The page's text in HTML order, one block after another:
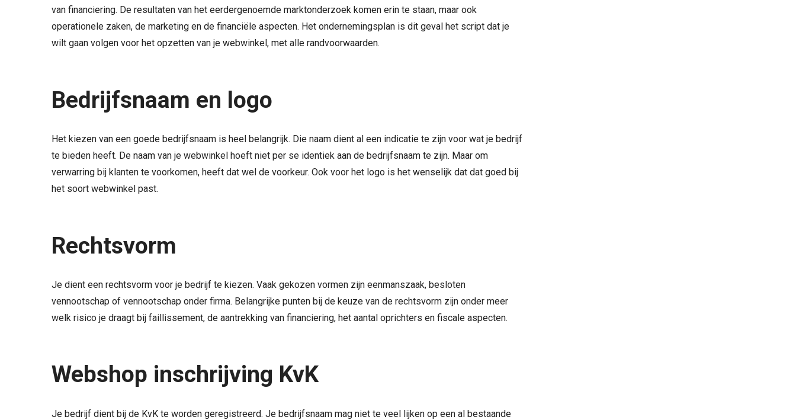
van financiering. De resultaten van het eerdergenoemde marktonderzoek komen erin te staan, maar ook
operationele zaken, de marketing en de financiële aspecten. Het ondernemingsplan is dit geval het script dat je
wilt gaan volgen voor het opzetten van je webwinkel, met alle randvoorwaarden.
Bedrijfsnaam en logo
Het kiezen van een goede bedrijfsnaam is heel belangrijk. Die naam dient al een indicatie te zijn voor wat je bedrijf
te bieden heeft. De naam van je webwinkel hoeft niet per se identiek aan de bedrijfsnaam te zijn. Maar om
verwarring bij klanten te voorkomen, heeft dat wel de voorkeur. Ook voor het logo is het wenselijk dat dat goed bij
het soort webwinkel past.
Rechtsvorm
Je dient een rechtsvorm voor je bedrijf te kiezen. Vaak gekozen vormen zijn eenmanszaak, besloten
vennootschap of vennootschap onder firma. Belangrijke punten bij de keuze van de rechtsvorm zijn onder meer
welk risico je draagt bij faillissement, de aantrekking van financiering, het aantal oprichters en fiscale aspecten.
Webshop inschrijving KvK
Je bedrijf dient bij de KvK te worden geregistreerd. Je bedrijfsnaam mag niet te veel lijken op een al bestaande